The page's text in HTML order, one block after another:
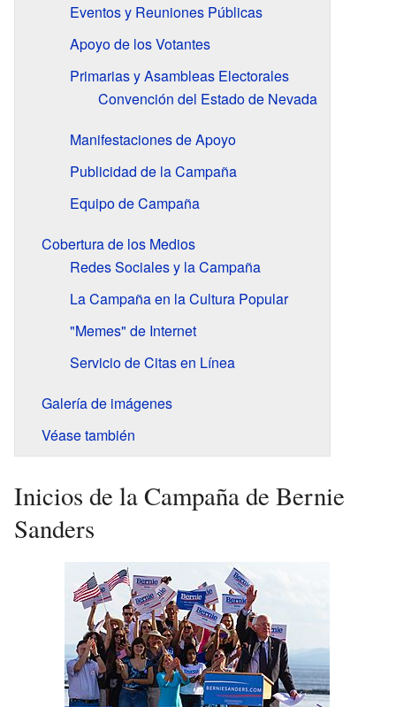
Eventos y Reuniones Públicas
Apoyo de los Votantes
Primarias y Asambleas Electorales
Convención del Estado de Nevada
Manifestaciones de Apoyo
Publicidad de la Campaña
Equipo de Campaña
Cobertura de los Medios
Redes Sociales y la Campaña
La Campaña en la Cultura Popular
"Memes" de Internet
Servicio de Citas en Línea
Galería de imágenes
Véase también
Inicios de la Campaña de Bernie
Sanders